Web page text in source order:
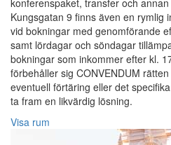
konferenspaket, transfer och
Kungsgatan 9 finns även en rymlig
vid bokningar med genomförande
samt lördagar och söndagar
bokningar som inkommer efter kl.
förbehåller sig CONVENDUM
eventuell förtäring eller det
ta fram en likvärdig lösning.
Visa rum